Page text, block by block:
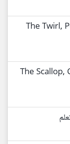
35.04 The
35.05 The